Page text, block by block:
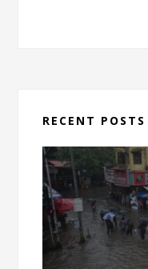
RECENT POSTS